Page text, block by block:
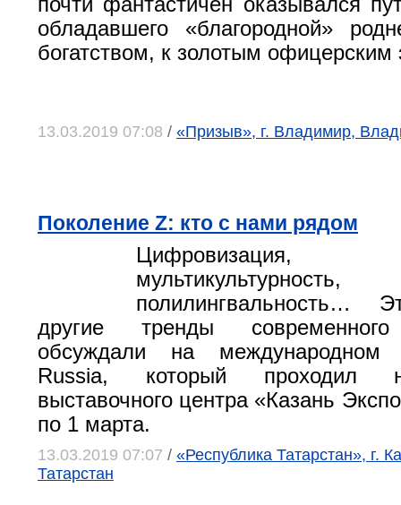
обладавшего «благородной»
богатством, к золотым офицерским
13.03.2019 07:08 / «Призыв», г. Владимир,
Поколение Z: кто с нами рядом
Цифровизация,
мультикультурность,
полилингвальность…
другие тренды современного
обсуждали на
Russia, который проходил
выставочного центра «Казань
по 1 марта.
13.03.2019 07:07 / «Республика Татарстан», г.
Татарстан